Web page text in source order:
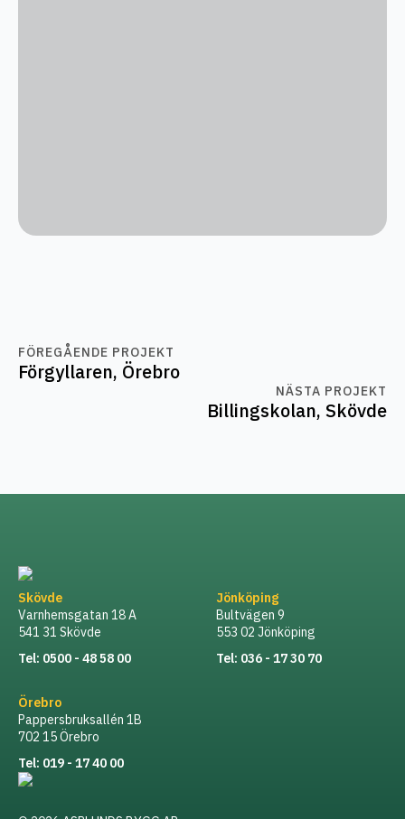
FÖREGÅENDE PROJEKT
Förgyllaren, Örebro
NÄSTA PROJEKT
Billingskolan, Skövde
Skövde
Varnhemsgatan 18 A
541 31 Skövde
Tel: 0500 - 48 58 00
Jönköping
Bultvägen 9
553 02 Jönköping
Tel: 036 - 17 30 70
Örebro
Pappersbruksallén 1B
702 15 Örebro
Tel: 019 - 17 40 00